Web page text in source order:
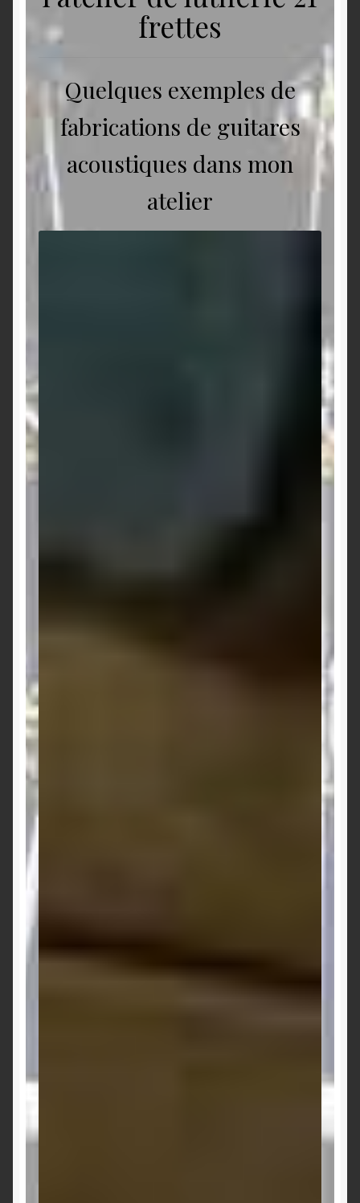
frettes
Quelques exemples de
fabrications de guitares
acoustiques dans mon
atelier